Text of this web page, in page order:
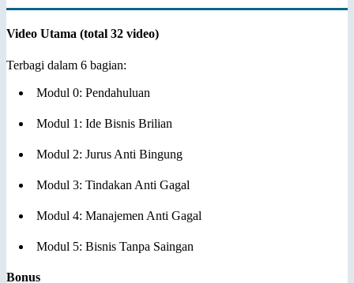
Video Utama (total 32 video)
Terbagi dalam 6 bagian:
Modul 0: Pendahuluan
Modul 1: Ide Bisnis Brilian
Modul 2: Jurus Anti Bingung
Modul 3: Tindakan Anti Gagal
Modul 4: Manajemen Anti Gagal
Modul 5: Bisnis Tanpa Saingan
Bonus